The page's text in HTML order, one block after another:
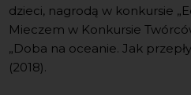
dzieci, nagrodą w konkursie
Mieczem w Konkursie
„Doba na oceanie. Jak
(2018).